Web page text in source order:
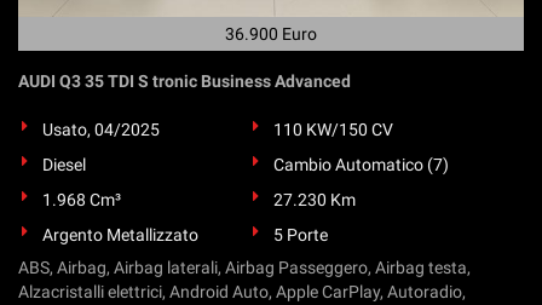
36.900 Euro
AUDI Q3 35 TDI S tronic Business Advanced
Usato, 04/2025
110 KW/150 CV
Diesel
Cambio Automatico (7)
1.968 Cm³
27.230 Km
Argento Metallizzato
5 Porte
ABS, Airbag, Airbag laterali, Airbag Passeggero, Airbag testa,
Alzacristalli elettrici, Android Auto, Apple CarPlay, Autoradio,